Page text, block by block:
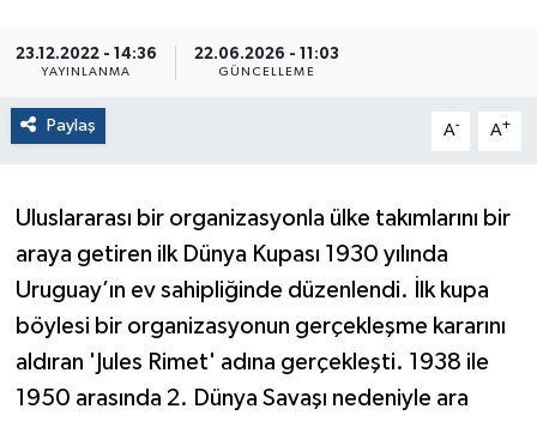
23.12.2022 - 14:36
YAYINLANMA
22.06.2026 - 11:03
GÜNCELLEME
Paylaş A- A+
Uluslararası bir organizasyonla ülke takımlarını bir
araya getiren ilk Dünya Kupası 1930 yılında
Uruguay’ın ev sahipliğinde düzenlendi. İlk kupa
böylesi bir organizasyonun gerçekleşme kararını
aldıran 'Jules Rimet' adına gerçekleşti. 1938 ile
1950 arasında 2. Dünya Savaşı nedeniyle ara
Süper Lig Puan Durumu ve Fikstür
Tüm Manşetler
Haber Arşivi